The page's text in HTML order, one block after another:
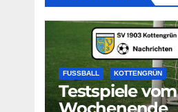
FUSSBALL KOTTENGRÜN
Testspiele vom
Wochenende